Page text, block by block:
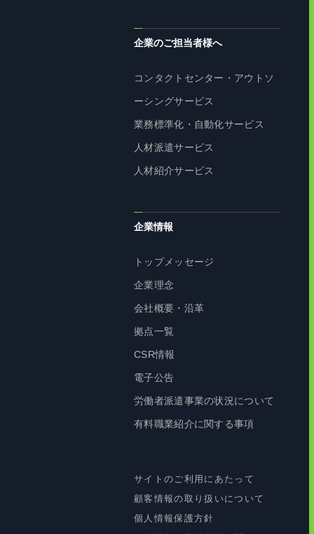
企業のご担当者様へ
コンタクトセンター・アウトソ
ーシングサービス
業務標準化・自動化サービス
人材派遣サービス
人材紹介サービス
企業情報
トップメッセージ
企業理念
会社概要・沿革
拠点一覧
CSR情報
電子公告
労働者派遣事業の状況について
有料職業紹介に関する事項
サイトのご利用にあたって
顧客情報の取り扱いについて
個人情報保護方針